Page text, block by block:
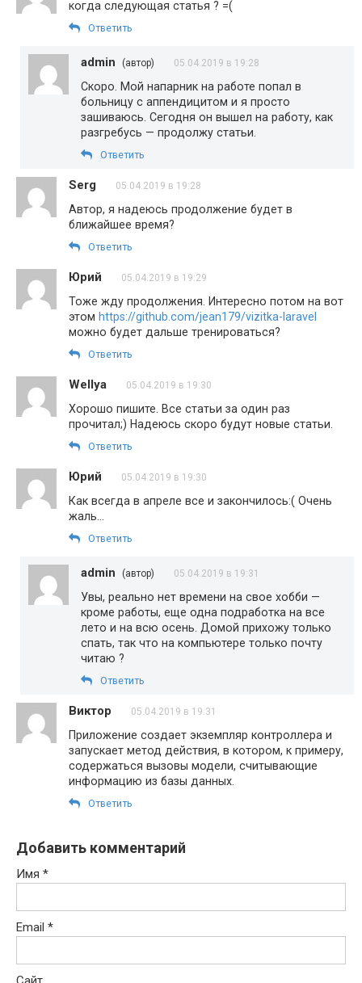
когда следующая статья ? =(
Ответить
admin (автор) 05.04.2019 в 19:28
Скоро. Мой напарник на работе попал в
больницу с аппендицитом и я просто
зашиваюсь. Сегодня он вышел на работу, как
разгребусь — продолжу статьи.
Ответить
Serg 05.04.2019 в 19:28
Автор, я надеюсь продолжение будет в
ближайшее время?
Ответить
Юрий 05.04.2019 в 19:29
Тоже жду продолжения. Интересно потом на вот
этом https://github.com/jean179/vizitka-laravel
можно будет дальше тренироваться?
Ответить
Wellya 05.04.2019 в 19:30
Хорошо пишите. Все статьи за один раз
прочитал;) Надеюсь скоро будут новые статьи.
Ответить
Юрий 05.04.2019 в 19:30
Как всегда в апреле все и закончилось:( Очень
жаль…
Ответить
admin (автор) 05.04.2019 в 19:31
Увы, реально нет времени на свое хобби —
кроме работы, еще одна подработка на все
лето и на всю осень. Домой прихожу только
спать, так что на компьютере только почту
читаю ?
Ответить
Виктор 05.04.2019 в 19:31
Приложение создает экземпляр контроллера и
запускает метод действия, в котором, к примеру,
содержаться вызовы модели, считывающие
информацию из базы данных.
Ответить
Добавить комментарий
Имя *
Email *